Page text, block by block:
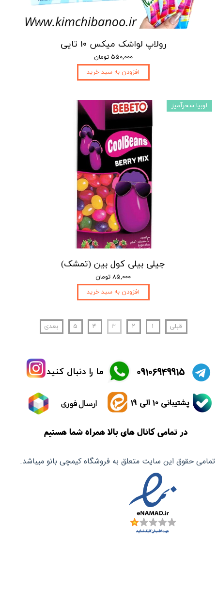
رولاپ لواشک میکس ۱۰ تایی
۵۵۰,۰۰۰ تومان
افزودن به سبد خرید
جیلی بیلی کول بین (تمشک)
۸۵,۰۰۰ تومان
افزودن به سبد خرید
لوبیا سحرآمیز
قبلی ۱ ۲ ۳ ۴ ۵ بعدی
تمامی حقوق این سایت متعلق به فروشگاه کیمچی بانو میباشد.
ما را دنبال کنید ​09106949915
ارسال فوری پشتیبانی 10 الی 19
در تمامی کانال های بالا همراه شما هستیم